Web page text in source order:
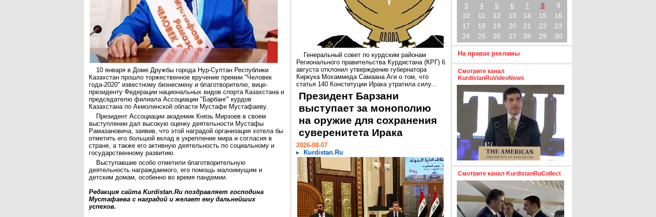
10 января в Доме Дружбы города Нур-Султан Республики
Казахстан прошло торжественное вручение премии "Человек
года-2020" известному бизнесмену и благотворителю, вице-
президенту Федерации национальных видов спорта Казахстана и
председателю филиала Ассоциации "Барбанг" курдов
Казахстана по Акмолинской области Мустафе Мустафаеву.
Президент Ассоциации академик Князь Мирзоев в своем
выступлении дал высокую оценку деятельности Мустафы
Рамазановича, заявив, что этой наградой организация хотела бы
отметить его большой вклад в укрепление мира и согласия в
стране, а также его активную деятельность по социальному и
государственному развитию.
Выступавшие особо отметили благотворительную
деятельность награждаемого, его помощь малоимущим и
детским домам, особенно во время пандемии.
Редакция сайта Kurdistan.Ru поздравляет господина
Мустафаева с наградой и желает ему дальнейших
успехов.
Генеральный совет по курдским районам
Регионального правительства Курдистана (КРГ) 6
августа отклонил утверждение губернатора
Киркука Мохаммеда Самаана Аги о том, что
статья 140 Конституции Ирака утратила силу...
Президент Барзани
выступает за монополию
на оружие для сохранения
суверенитета Ирака
2026-08-07
Kurdistan.Ru
3
4 5 6 7 8
9
10
11 12 13 14 15
16
17
18 19 20 21 22
23
24
25 26 27 28 29 30
На правах рекламы
Смотрите канал
KurdistanRuVideoNews
Смотрите канал KurdistanRuCollect